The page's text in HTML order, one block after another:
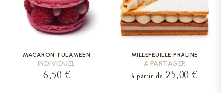
MACARON TULAMEEN
INDIVIDUEL
6,50 €
MILLEFEUILLE PRALINÉ
À PARTAGER
à partir de 25,00 €